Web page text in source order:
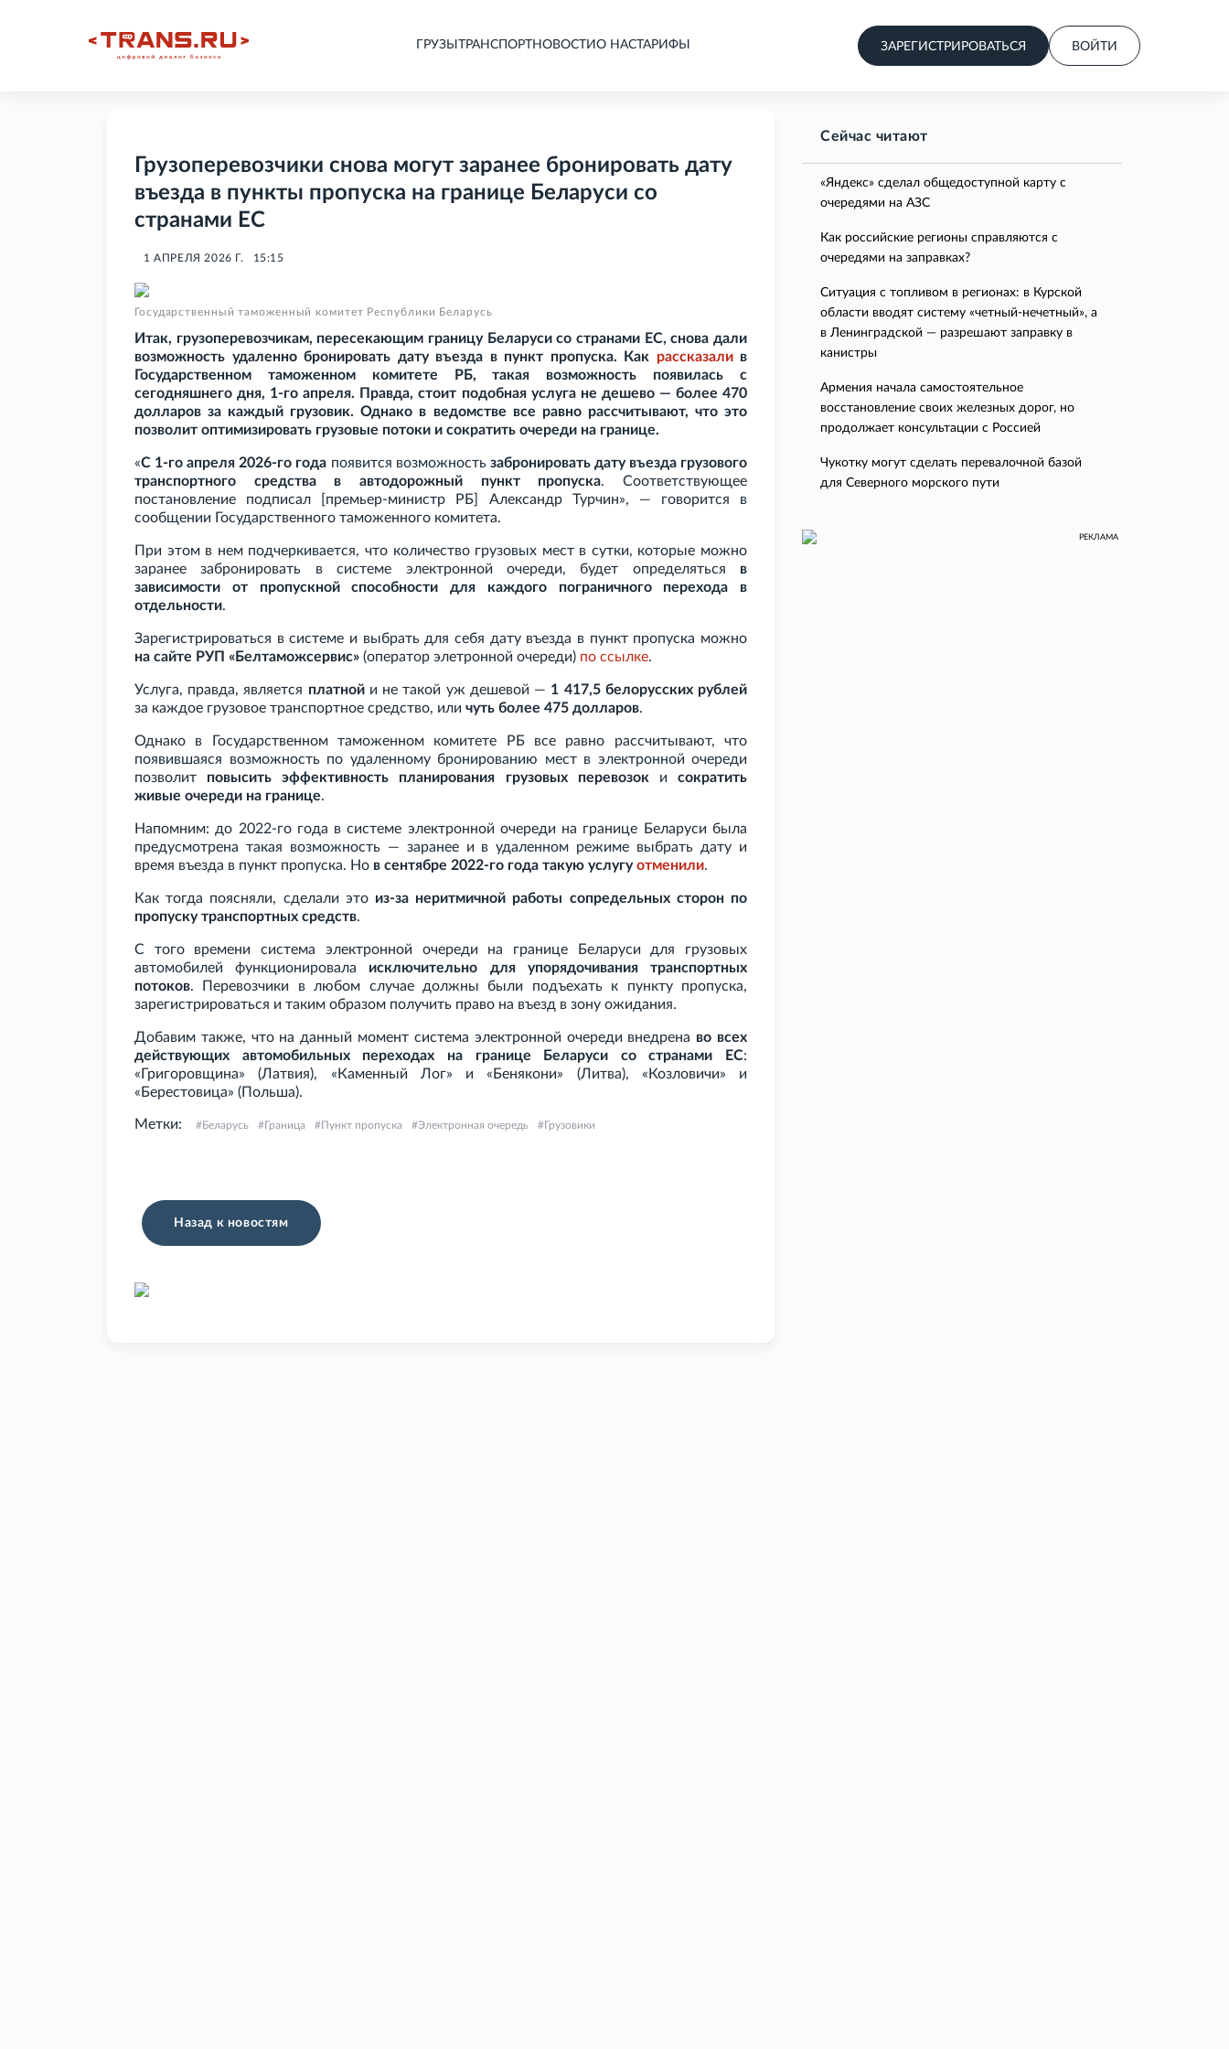
ГРУЗЫ ТРАНСПОРТНОВОСТИ О НАСТАРИФЫ ЗАРЕГИСТРИРОВАТЬСЯ ВОЙТИ
Грузоперевозчики снова могут заранее бронировать дату
въезда в пункты пропуска на границе Беларуси со
странами ЕС
1 АПРЕЛЯ 2026 Г. 15:15
Государственный таможенный комитет Республики Беларусь
Итак, грузоперевозчикам, пересекающим границу Беларуси со странами ЕС, снова дали
возможность удаленно бронировать дату въезда в пункт пропуска. Как рассказалив
Государственном таможенном комитете РБ, такая возможность появилась с
сегодняшнего дня, 1-го апреля. Правда, стоит подобная услуга не дешево — более 470
долларов за каждый грузовик. Однако в ведомстве все равно рассчитывают, что это
позволит оптимизировать грузовые потоки и сократить очереди на границе.
«С 1-го апреля 2026-го года появится возможность забронировать дату въезда грузового
транспортного средства в автодорожный пункт пропуска. Соответствующее
постановление подписал [премьер-министр РБ] Александр Турчин», — говорится в
сообщении Государственного таможенного комитета.
При этом в нем подчеркивается, что количество грузовых мест в сутки, которые можно
заранее забронировать в системе электронной очереди, будет определяться в
зависимости от пропускной способности для каждого пограничного перехода в
отдельности.
Зарегистрироваться в системе и выбрать для себя дату въезда в пункт пропуска можно
на сайте РУП «Белтаможсервис» (оператор элетронной очереди) по ссылке.
Услуга, правда, является платнойи не такой уж дешевой — 1 417,5 белорусских рублей
за каждое грузовое транспортное средство, или чуть более 475 долларов.
Однако в Государственном таможенном комитете РБ все равно рассчитывают, что
появившаяся возможность по удаленному бронированию мест в электронной очереди
позволит повысить эффективность планирования грузовых перевозок исократить
живые очереди на границе.
Напомним: до 2022-го года в системе электронной очереди на границе Беларуси была
предусмотрена такая возможность — заранее и в удаленном режиме выбрать дату и
время въезда в пункт пропуска. Но в сентябре 2022-го года такую услугуотменили.
Как тогда поясняли, сделали это из-за неритмичной работы сопредельных сторон по
пропуску транспортных средств.
С того времени система электронной очереди на границе Беларуси для грузовых
автомобилей функционировала исключительно для упорядочивания транспортных
потоков. Перевозчики в любом случае должны были подъехать к пункту пропуска,
зарегистрироваться и таким образом получить право на въезд в зону ожидания.
Добавим также, что на данный момент система электронной очереди внедрена во всех
действующих автомобильных переходах на границе Беларуси со странами ЕС:
«Григоровщина» (Латвия), «Каменный Лог» и «Бенякони» (Литва), «Козловичи» и
«Берестовица» (Польша).
Метки: Беларусь Граница Пункт пропуска Электронная очередь Грузовики
Назад к новостям
Сейчас читают
«Яндекс» сделал общедоступной карту с
очередями на АЗС
Как российские регионы справляются с
очередями на заправках?
Ситуация с топливом в регионах: в Курской
области вводят систему «четный-нечетный», а
в Ленинградской — разрешают заправку в
канистры
Армения начала самостоятельное
восстановление своих железных дорог, но
продолжает консультации с Россией
Чукотку могут сделать перевалочной базой
для Северного морского пути
РЕКЛАМА